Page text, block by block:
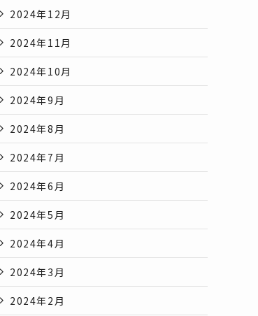
2024年12月
2024年11月
2024年10月
2024年9月
2024年8月
2024年7月
2024年6月
2024年5月
2024年4月
2024年3月
2024年2月